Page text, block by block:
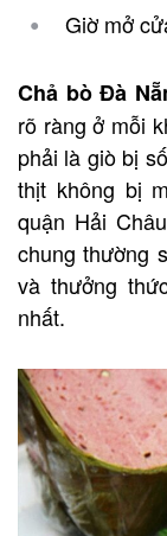
Giờ mở
Chả bò Đà
rõ ràng ở mỗi
phải là giò bị
thịt không bị
quận Hải
chung thường
và thưởng
nhất.